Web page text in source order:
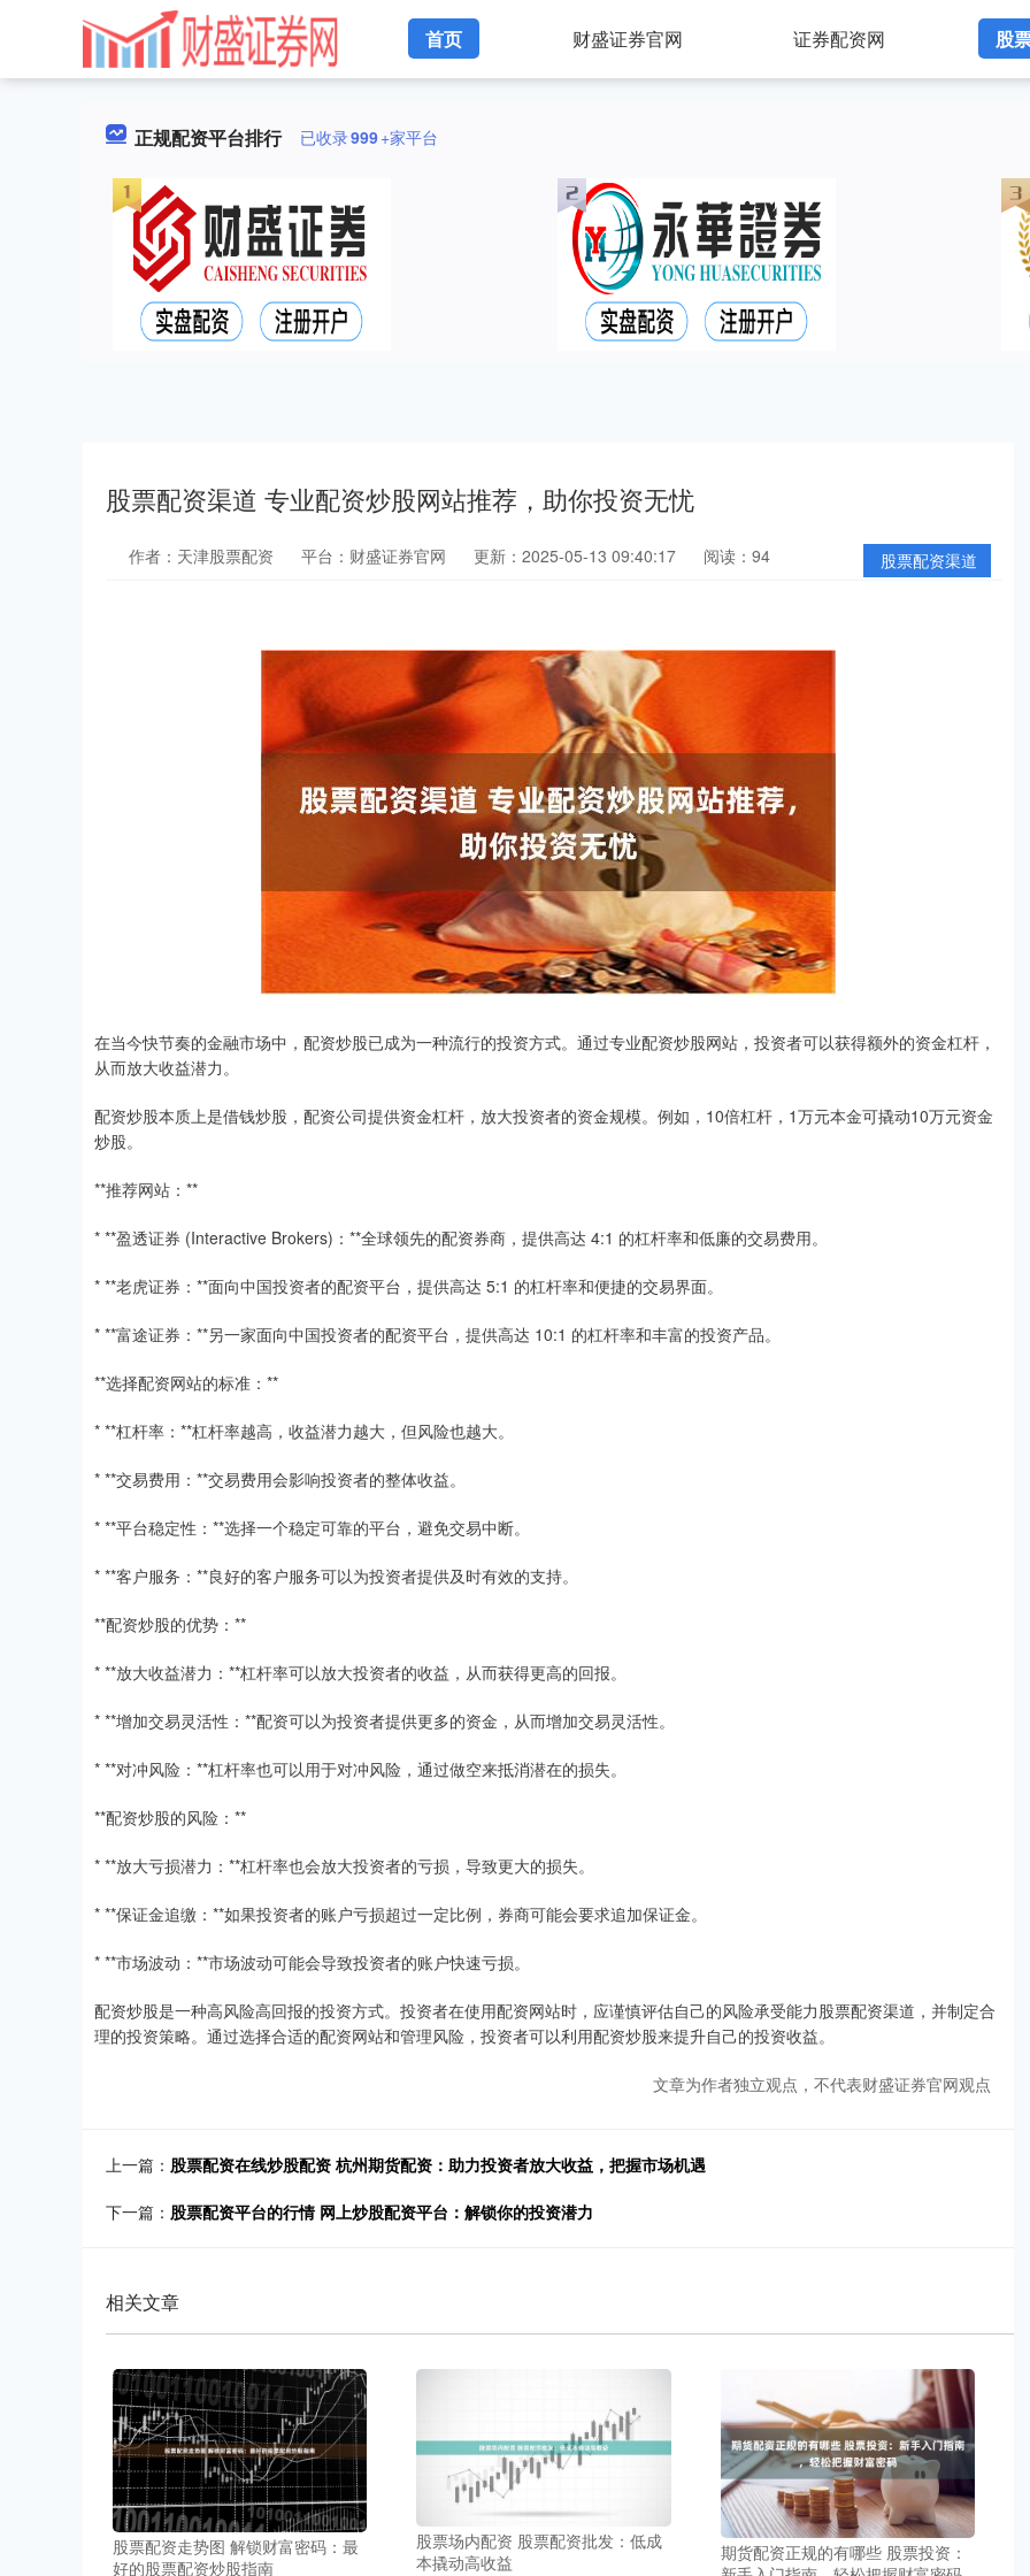
首页 财盛证券官网 证券配资网 股
正规配资平台排行 已收录999+家平台
股票配资渠道 专业配资炒股网站推荐，助你投资无忧
股票配资渠道
作者：天津股票配资 平台：财盛证券官网 更新：2025-05-13 09:40:17 阅读：94
在当今快节奏的金融市场中，配资炒股已成为一种流行的投资方式。通过专业配资炒股网站，投资者可以获得额外的资金杠杆，
从而放大收益潜力。
配资炒股本质上是借钱炒股，配资公司提供资金杠杆，放大投资者的资金规模。例如，10倍杠杆，1万元本金可撬动10万元资金
炒股。
**推荐网站：**
* **盈透证券 (Interactive Brokers)：**全球领先的配资券商，提供高达 4:1 的杠杆率和低廉的交易费用。
* **老虎证券：**面向中国投资者的配资平台，提供高达 5:1 的杠杆率和便捷的交易界面。
* **富途证券：**另一家面向中国投资者的配资平台，提供高达 10:1 的杠杆率和丰富的投资产品。
**选择配资网站的标准：**
* **杠杆率：**杠杆率越高，收益潜力越大，但风险也越大。
* **交易费用：**交易费用会影响投资者的整体收益。
* **平台稳定性：**选择一个稳定可靠的平台，避免交易中断。
* **客户服务：**良好的客户服务可以为投资者提供及时有效的支持。
**配资炒股的优势：**
* **放大收益潜力：**杠杆率可以放大投资者的收益，从而获得更高的回报。
* **增加交易灵活性：**配资可以为投资者提供更多的资金，从而增加交易灵活性。
* **对冲风险：**杠杆率也可以用于对冲风险，通过做空来抵消潜在的损失。
**配资炒股的风险：**
* **放大亏损潜力：**杠杆率也会放大投资者的亏损，导致更大的损失。
* **保证金追缴：**如果投资者的账户亏损超过一定比例，券商可能会要求追加保证金。
* **市场波动：**市场波动可能会导致投资者的账户快速亏损。
配资炒股是一种高风险高回报的投资方式。投资者在使用配资网站时，应谨慎评估自己的风险承受能力股票配资渠道，并制定合
理的投资策略。通过选择合适的配资网站和管理风险，投资者可以利用配资炒股来提升自己的投资收益。
文章为作者独立观点，不代表财盛证券官网观点
上一篇： 股票配资在线炒股配资 杭州期货配资：助力投资者放大收益，把握市场机遇
下一篇： 股票配资平台的行情 网上炒股配资平台：解锁你的投资潜力
相关文章
股票配资走势图 解锁财富密码：最
好的股票配资炒股指南
股票场内配资 股票配资批发：低成
本撬动高收益
期货配资正规的有哪些 股票投资：